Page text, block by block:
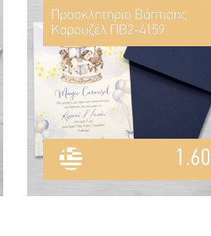
Προσκλητήριο Βάπτισης
Καρουζέλ ΠΒ2-4159
1.60